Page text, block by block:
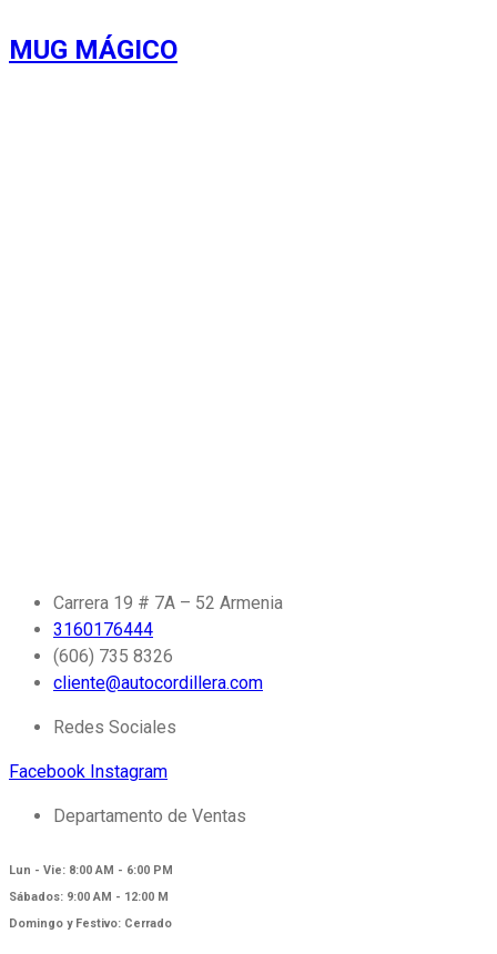
MUG MÁGICO
Carrera 19 # 7A – 52 Armenia
3160176444
(606) 735 8326
cliente@autocordillera.com
Redes Sociales
Facebook Instagram
Departamento de Ventas
Lun - Vie: 8:00 AM - 6:00 PM
Sábados: 9:00 AM - 12:00 M
Domingo y Festivo: Cerrado